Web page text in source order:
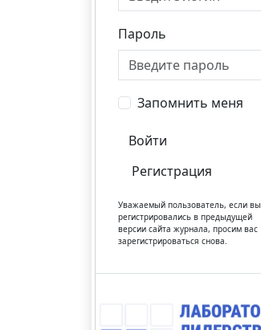
Пароль
Запомнить меня
Войти
Регистрация
Уважаемый пользователь, если вы
регистрировались в предыдущей
версии сайта журнала, просим вас
зарегистрироваться снова.